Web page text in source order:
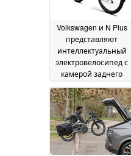
Volkswagen и N Plus
представляют
интеллектуальный
электровелосипед с
камерой заднего
вида и навигацией с
использованием
дополненной
реальности19 July 2026